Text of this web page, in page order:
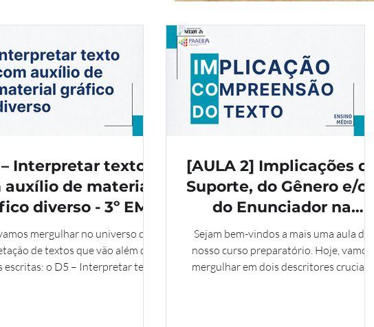
– Interpretar texto
auxílio de material
diverso - 3º EM
mergulhar no universo da
de textos que vão além das
escritas: o D5 – Interpretar texto
[AULA 2] Implicações do
Suporte, do Gênero e/ou
do Enunciador na
Compreensão do Texto -
3º EM
Sejam bem-vindos a mais uma aula do
nosso curso preparatório. Hoje, vamos
mergulhar em dois descritores cruciais